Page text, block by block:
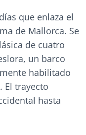
que enlaza el
de Mallorca. Se
de cuatro
un barco
habilitado
El trayecto
hasta